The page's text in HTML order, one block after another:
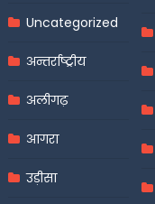
Uncategorized
अन्तर्राष्ट्रीय
अलीगढ़
आगरा
उड़ीसा